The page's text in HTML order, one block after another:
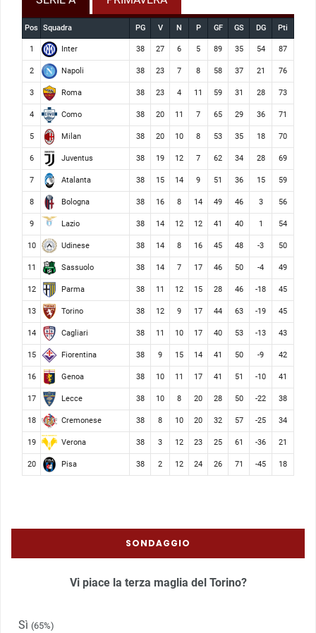
Pos Squadra PG V N P GF GS DG Pti
1 Inter 38 27 6 5 89 35 54 87
2 Napoli 38 23 7 8 58 37 21 76
3 Roma 38 23 4 11 59 31 28 73
4 Como 38 20 11 7 65 29 36 71
5 Milan 38 20 10 8 53 35 18 70
6 Juventus 38 19 12 7 62 34 28 69
7 Atalanta 38 15 14 9 51 36 15 59
8 Bologna 38 16 8 14 49 46 3 56
9 Lazio 38 14 12 12 41 40 1 54
10 Udinese 38 14 8 16 45 48 -3 50
11 Sassuolo 38 14 7 17 46 50 -4 49
12 Parma 38 11 12 15 28 46 -18 45
13 Torino 38 12 9 17 44 63 -19 45
14 Cagliari 38 11 10 17 40 53 -13 43
15 Fiorentina 38 9 15 14 41 50 -9 42
16 Genoa 38 10 11 17 41 51 -10 41
17 Lecce 38 10 8 20 28 50 -22 38
18 Cremonese 38 8 10 20 32 57 -25 34
19 Verona 38 3 12 23 25 61 -36 21
20 Pisa 38 2 12 24 26 71 -45 18
SONDAGGIO
Vi piace la terza maglia del Torino?
Sì (65%)